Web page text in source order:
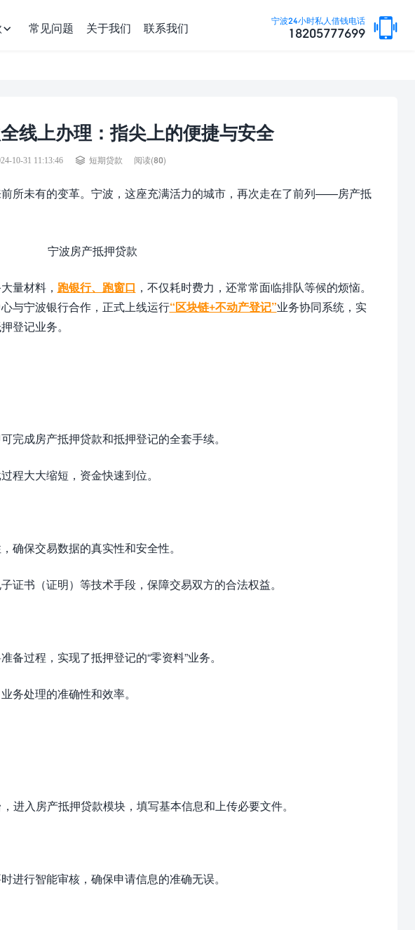
宁波24小时私人借钱电话
18205777699
常见问题 关于我们 联系我们
线上办理：指尖上的便捷与安全
10-31 11:13:46 短期贷款 阅读(80)
未有的变革。宁波，这座充满活力的城市，再次走在了前列——房产抵
量材料， 跑银行、跑窗口 ，不仅耗时费力，还常常面临排队等候的烦恼。
与宁波银行合作，正式上线运行“区块链+不动产登记”业务协同系统，实
登记业务。
完成房产抵押贷款和抵押登记的全套手续。
程大大缩短，资金快速到位。
确保交易数据的真实性和安全性。
证书（证明）等技术手段，保障交易双方的合法权益。
备过程，实现了抵押登记的“零资料”业务。
务处理的准确性和效率。
入房产抵押贷款模块，填写基本信息和上传必要文件。
行智能审核，确保申请信息的准确无误。